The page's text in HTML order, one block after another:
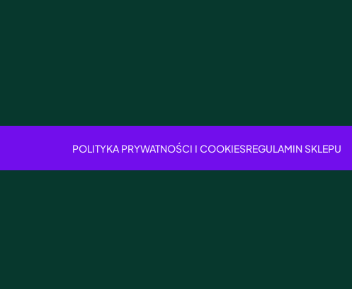
POLITYKA PRYWATNOŚCI I COOKIESREGULAMIN SKLEPU